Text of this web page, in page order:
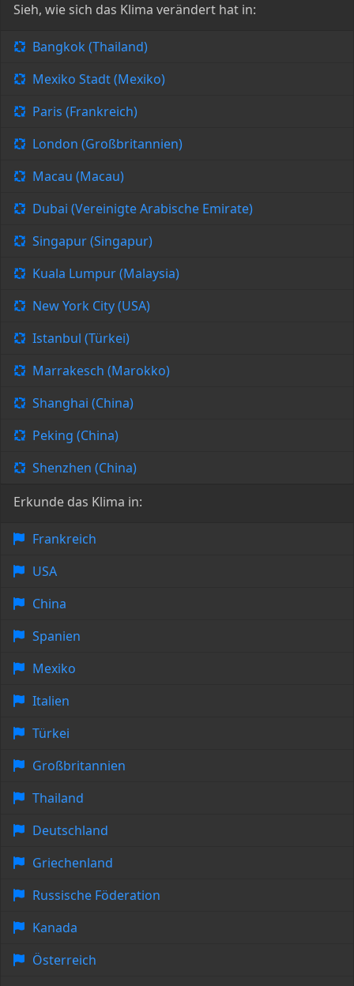
Sieh, wie sich das Klima verändert hat in:
Bangkok (Thailand)
Mexiko Stadt (Mexiko)
Paris (Frankreich)
London (Großbritannien)
Macau (Macau)
Dubai (Vereinigte Arabische Emirate)
Singapur (Singapur)
Kuala Lumpur (Malaysia)
New York City (USA)
Istanbul (Türkei)
Marrakesch (Marokko)
Shanghai (China)
Peking (China)
Shenzhen (China)
Erkunde das Klima in:
Frankreich
USA
China
Spanien
Mexiko
Italien
Türkei
Großbritannien
Thailand
Deutschland
Griechenland
Russische Föderation
Kanada
Österreich